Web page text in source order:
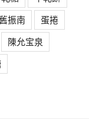
舊振南
蛋捲
陳允宝泉